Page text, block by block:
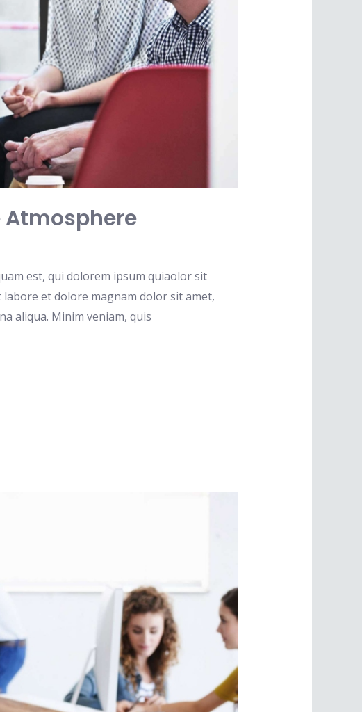
est, qui dolorem ipsum quiaolor sit
et dolore magnam dolor sit amet,
aliqua. Minim veniam, quis